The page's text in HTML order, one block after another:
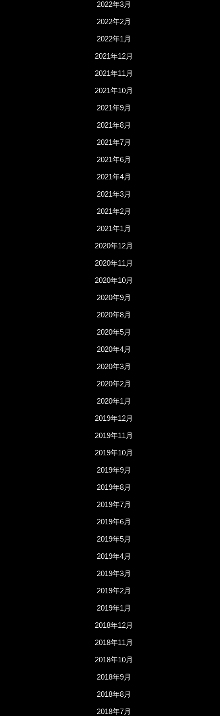
2022年3月
2022年2月
2022年1月
2021年12月
2021年11月
2021年10月
2021年9月
2021年8月
2021年7月
2021年6月
2021年4月
2021年3月
2021年2月
2021年1月
2020年12月
2020年11月
2020年10月
2020年9月
2020年8月
2020年5月
2020年4月
2020年3月
2020年2月
2020年1月
2019年12月
2019年11月
2019年10月
2019年9月
2019年8月
2019年7月
2019年6月
2019年5月
2019年4月
2019年3月
2019年2月
2019年1月
2018年12月
2018年11月
2018年10月
2018年9月
2018年8月
2018年7月